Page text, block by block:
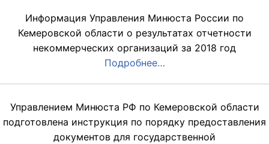
Информация Управления Минюста России по
Кемеровской области о результатах отчетности
некоммерческих организаций за 2018 год
Подробнее…
Управлением Минюста РФ по Кемеровской области
подготовлена инструкция по порядку предоставления
документов для государственной